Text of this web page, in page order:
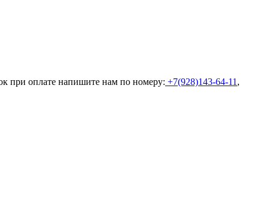
при оплате напишите нам по номеру: +7(928)143-64-11 ,